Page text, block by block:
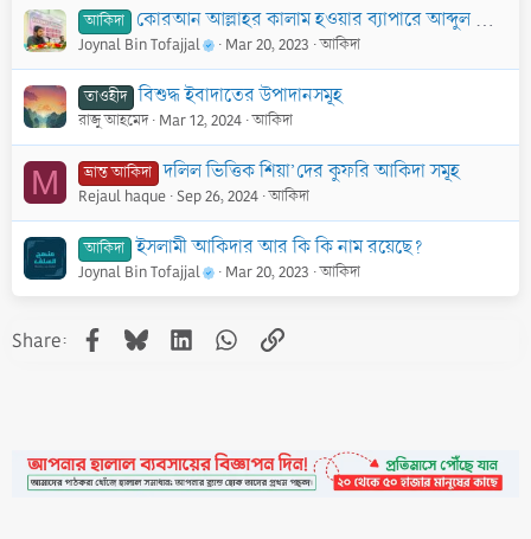
আকিদা কোরআন আল্লাহর কালাম হওয়ার ব্যাপারে আব্দুল কাদের জীলানী রহি.
Joynal Bin Tofajjal Mar 20, 2023 আকিদা
তাওহীদ বিশুদ্ধ ইবাদাতের উপাদানসমূহ
রাজু আহমেদ Mar 12, 2024 আকিদা
M ভ্রান্ত আকিদা দলিল ভিত্তিক শিয়া’দের কুফরি আকিদা সমূহ
Rejaul haque Sep 26, 2024 আকিদা
আকিদা ইসলামী আকিদার আর কি কি নাম রয়েছে?
Joynal Bin Tofajjal Mar 20, 2023 আকিদা
Share: Facebook
BlueskyLinkedInWhatsApp
Link